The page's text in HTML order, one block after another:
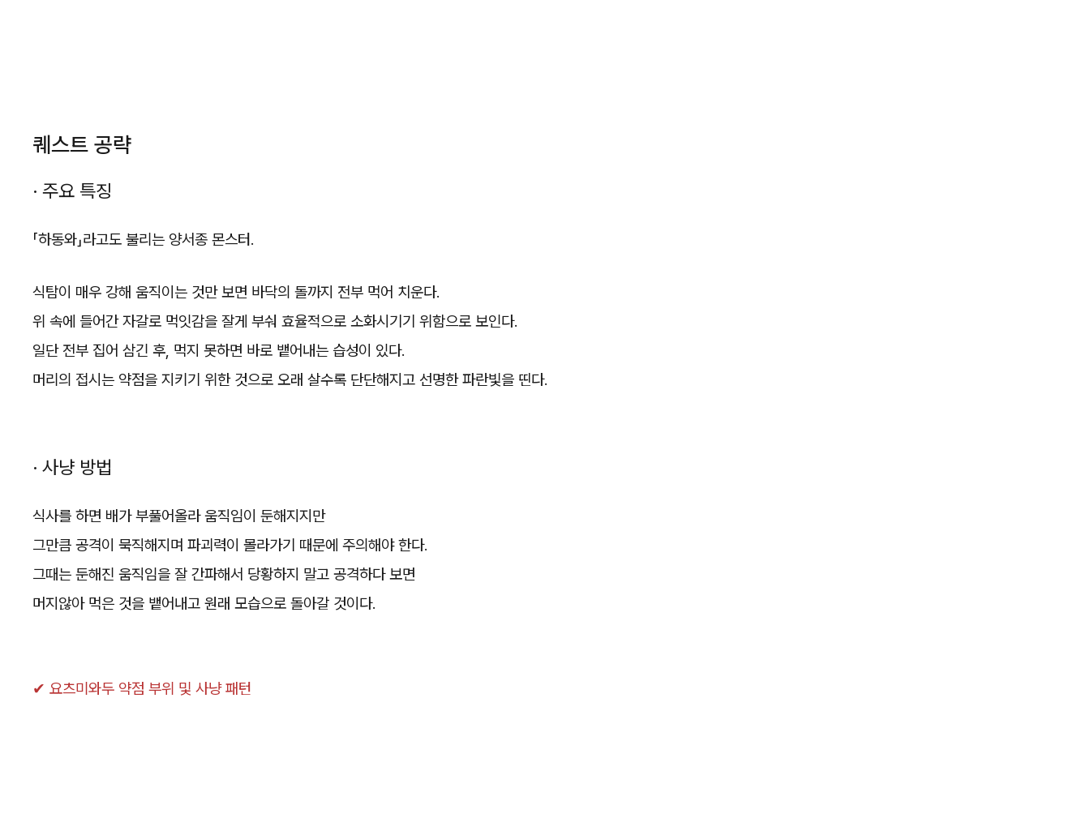
퀘스트 공략
· 주요 특징
「하동와」라고도 불리는 양서종 몬스터.
식탐이 매우 강해 움직이는 것만 보면 바닥의 돌까지 전부 먹어 치운다.
위 속에 들어간 자갈로 먹잇감을 잘게 부숴 효율적으로 소화시기기 위함으로 보인다.
일단 전부 집어 삼긴 후, 먹지 못하면 바로 뱉어내는 습성이 있다.
머리의 접시는 약점을 지키기 위한 것으로 오래 살수록 단단해지고 선명한 파란빛을 띤다.
· 사냥 방법
식사를 하면 배가 부풀어올라 움직임이 둔해지지만
그만큼 공격이 묵직해지며 파괴력이 몰라가기 때문에 주의해야 한다.
그때는 둔해진 움직임을 잘 간파해서 당황하지 말고 공격하다 보면
머지않아 먹은 것을 뱉어내고 원래 모습으로 돌아갈 것이다.
✔ 요츠미와두 약점 부위 및 사냥 패턴